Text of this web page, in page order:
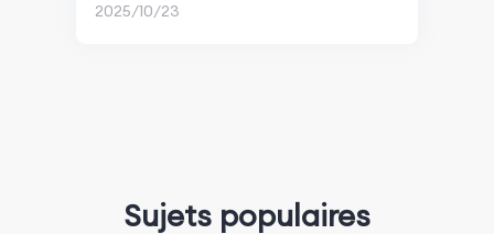
2025/10/23
Sujets populaires